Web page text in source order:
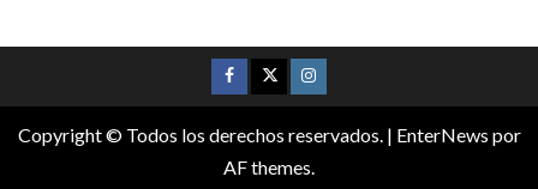
Copyright © Todos los derechos reservados. | EnterNews por
AF themes.